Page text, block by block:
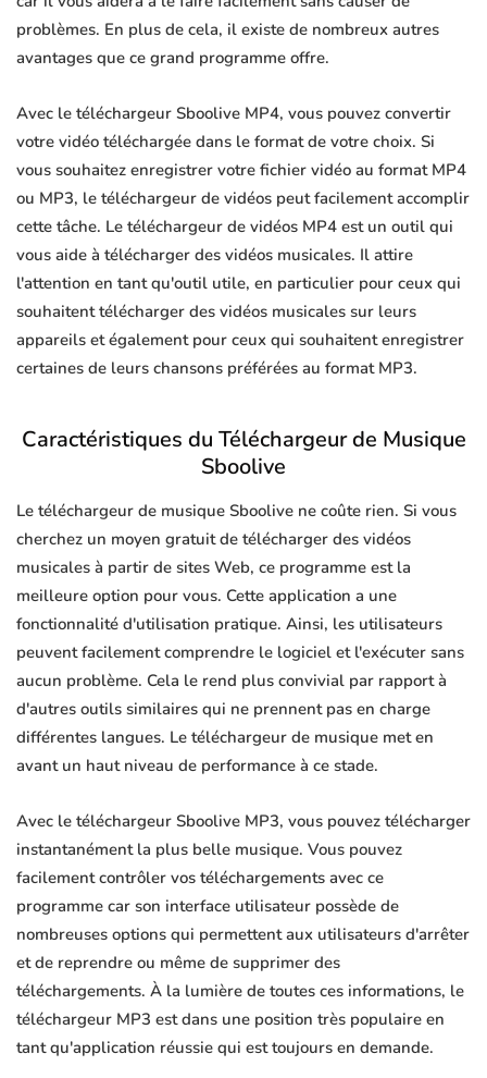
problèmes. En plus de cela, il existe de nombreux autres
avantages que ce grand programme offre.
Avec le téléchargeur Sboolive MP4, vous pouvez convertir
votre vidéo téléchargée dans le format de votre choix. Si
vous souhaitez enregistrer votre fichier vidéo au format MP4
ou MP3, le téléchargeur de vidéos peut facilement accomplir
cette tâche. Le téléchargeur de vidéos MP4 est un outil qui
vous aide à télécharger des vidéos musicales. Il attire
l'attention en tant qu'outil utile, en particulier pour ceux qui
souhaitent télécharger des vidéos musicales sur leurs
appareils et également pour ceux qui souhaitent enregistrer
certaines de leurs chansons préférées au format MP3.
Caractéristiques du Téléchargeur de Musique
Sboolive
Le téléchargeur de musique Sboolive ne coûte rien. Si vous
cherchez un moyen gratuit de télécharger des vidéos
musicales à partir de sites Web, ce programme est la
meilleure option pour vous. Cette application a une
fonctionnalité d'utilisation pratique. Ainsi, les utilisateurs
peuvent facilement comprendre le logiciel et l'exécuter sans
aucun problème. Cela le rend plus convivial par rapport à
d'autres outils similaires qui ne prennent pas en charge
différentes langues. Le téléchargeur de musique met en
avant un haut niveau de performance à ce stade.
Avec le téléchargeur Sboolive MP3, vous pouvez télécharger
instantanément la plus belle musique. Vous pouvez
facilement contrôler vos téléchargements avec ce
programme car son interface utilisateur possède de
nombreuses options qui permettent aux utilisateurs d'arrêter
et de reprendre ou même de supprimer des
téléchargements. À la lumière de toutes ces informations, le
téléchargeur MP3 est dans une position très populaire en
tant qu'application réussie qui est toujours en demande.